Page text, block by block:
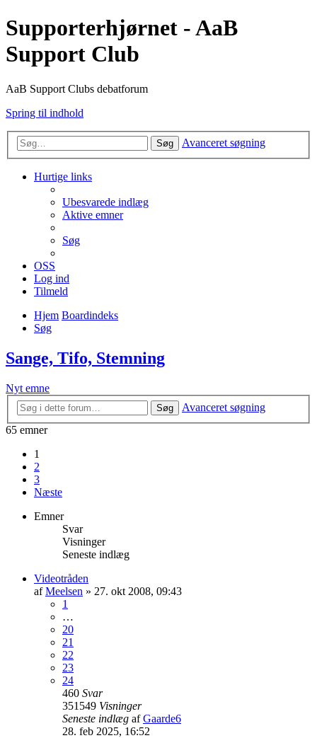
Supporterhjørnet - AaB
Support Club
AaB Support Clubs debatforum
Spring til indhold
Søg Avanceret søgning
Hurtige links
Ubesvarede indlæg
Aktive emner
Søg
OSS
Log ind
Tilmeld
Hjem Boardindeks
Søg
Sange, Tifo, Stemning
Nyt emne
Søg
Avanceret søgning
65 emner
1
2
3
Næste
Emner
Svar
Visninger
Seneste indlæg
Videotråden
afMeelsen » 27. okt 2008, 09:43
1
…
20
21
22
23
24
460 Svar
351549 Visninger
Seneste indlæg afGaarde6
28. feb 2025, 16:52